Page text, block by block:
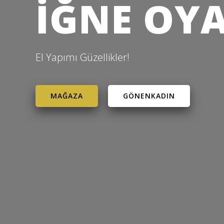
İĞNE
El Yapımı Güzellikler!
MAĞAZA GÖNENKADIN